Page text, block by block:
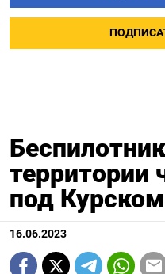
территории
под Курском
16.06.2023